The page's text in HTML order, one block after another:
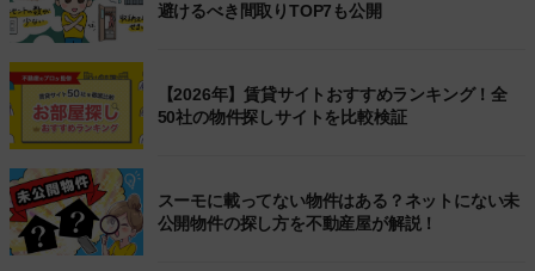
避けるべき間取りTOP7も公開
【2026年】賃貸サイトおすすめランキング！全
50社の物件探しサイトを比較検証
スーモに載ってない物件はある？ネットにない未
公開物件の探し方を不動産屋が解説！